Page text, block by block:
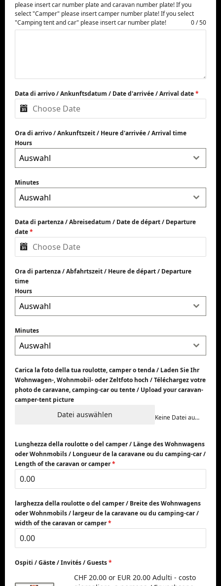
please insert car number plate and caravan number plate! If you
select "Camper" please insert camper number plate! If you select
"Camping tent and car" please insert car number plate!
0 / 50
Data di arrivo / Ankunftsdatum / Date d'arrivée / Arrival date*
Ora di arrivo / Ankunftszeit / Heure d'arrivée / Arrival time
Hours
Auswahl
Minutes
Auswahl
Data di partenza / Abreisedatum / Date de départ / Departure
date*
Ora di partenza / Abfahrtszeit / Heure de départ / Departure
time
Hours
Auswahl
Minutes
Auswahl
Carica la foto della tua roulotte, camper o tenda / Laden Sie Ihr
Wohnwagen-, Wohnmobil- oder Zeltfoto hoch / Téléchargez votre
photo de caravane, camping-car ou tente / Upload your caravan-
camper-tent picture
Datei auswählen Keine Datei ausgewählt
Lunghezza della roulotte o del camper / Länge des Wohnwagens
oder Wohnmobils / Longueur de la caravane ou du camping-car /
Length of the caravan or camper*
larghezza della roulotte o del camper / Breite des Wohnwagens
oder Wohnmobils / largeur de la caravane ou du camping-car /
width of the caravan or camper*
Ospiti / Gäste / Invités / Guests*
CHF 20.00 or EUR 20.00 Adulti - costo